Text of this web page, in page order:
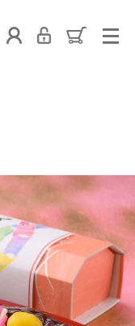
店舗案内
採用情報